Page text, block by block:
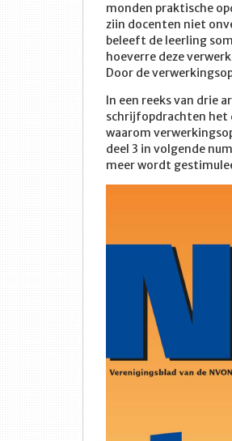
monden praktische
ziin docenten niet
beleeft de leerling
hoeverre deze
Door de
In een reeks van drie
schrijfopdrachten het
waarom
deel 3 in volgende
meer wordt